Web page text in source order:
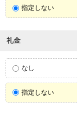
指定しない
礼金
なし
指定しない